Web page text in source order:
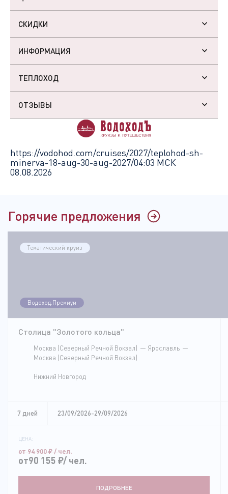
СКИДКИ
ИНФОРМАЦИЯ
ТЕПЛОХОД
ОТЗЫВЫ
https://vodohod.com/cruises/2027/teplohod-sh-
minerva-18-aug-30-aug-2027/04:03 МСК
08.08.2026
Горячие предложения
Тематический круиз
Водоход.Премиум
Столица "Золотого кольца"
Москва (Северный Речной Вокзал)
Ярославль
Москва (Северный Речной Вокзал)
Нижний Новгород
7 дней 23/09/2026-29/09/2026
ЦЕНА:
от 94 900₽/ чел.
от90 155 ₽/ чел.
ПОДРОБНЕЕ